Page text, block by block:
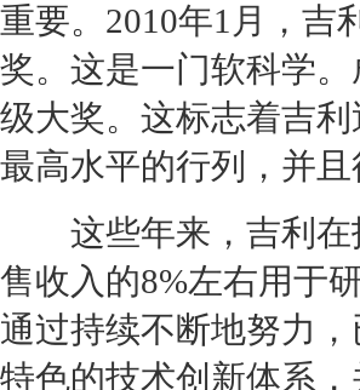
重要。2010年1月， 吉
奖。这是一门软科学
级大奖。这标志着吉利
最高水平的行列，并
这些年来， 吉利 在
售收入的8%左右用于
通过持续不断地努力
特色的技术创新体系